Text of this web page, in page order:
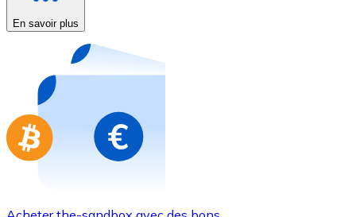
Nouveau
Achetez des cartes-cadeaux de vos marques
Aller à la boutique de cartes-cadeaux
En savoir plus